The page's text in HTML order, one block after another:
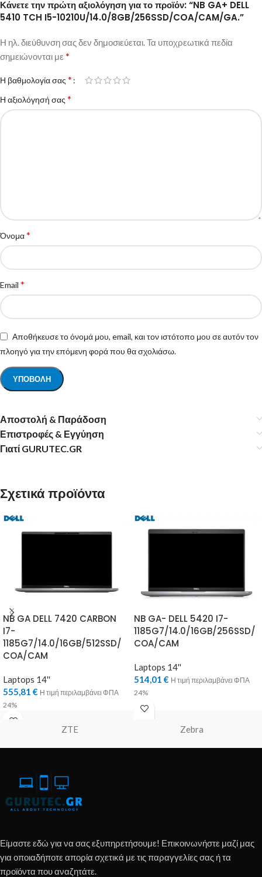
Κάνετε την πρώτη αξιολόγηση για το προϊόν: “NB GA+ DELL
5410 TCH I5-10210U/14.0/8GB/256SSD/COA/CAM/GA.”
Η ηλ. διεύθυνση σας δεν δημοσιεύεται.Τα υποχρεωτικά πεδία
σημειώνονται με *
Η βαθμολογία σας *
Η αξιολόγησή σας *
Όνομα*
Email *
Αποθήκευσε το όνομά μου, email, και τον ιστότοπο μου σε αυτόν τον
πλοηγό για την επόμενη φορά που θα σχολιάσω.
Αποστολή & Παράδοση
Επιστροφές & Εγγύηση
Γιατί GURUTEC.GR
Σχετικά προϊόντα
NB GA DELL 7420 CARBON
I7-
1185G7/14.0/16GB/512SSD/
COA/CAM
Laptops 14''
555,81 € Η τιμή περιλαμβάνει ΦΠΑ
24%
NB GA- DELL 5420 I7-
1185G7/14.0/16GB/256SSD/
COA/CAM
Laptops 14''
514,01 € Η τιμή περιλαμβάνει ΦΠΑ
24%
ZTE Zebra
Είμαστε εδώ για να σας εξυπηρετήσουμε! Επικοινωνήστε μαζί μας
για οποιαδήποτε απορία σχετικά με τις παραγγελίες σας ή τα
προϊόντα που αναζητάτε.